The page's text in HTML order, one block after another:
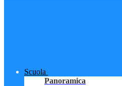
Scuola
Panoramica